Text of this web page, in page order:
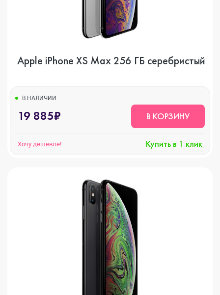
Apple iPhone XS Max 256 ГБ серебристый
В НАЛИЧИИ
19 885₽ В КОРЗИНУ
Хочу дешевле! Купить в 1 клик